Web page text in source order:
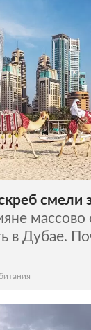
Спорт
Среда
смели
в Дубае.